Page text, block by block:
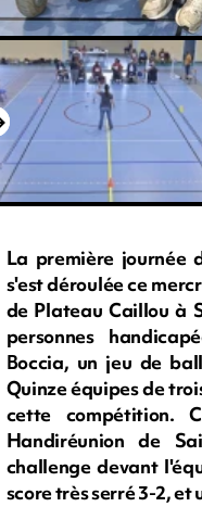
La première journée
s'est déroulée ce
de Plateau Caillou à
personnes
Boccia, un jeu de
Quinze équipes de
cette compétition.
Handiréunion de
challenge devant
score très serré 3-2, et